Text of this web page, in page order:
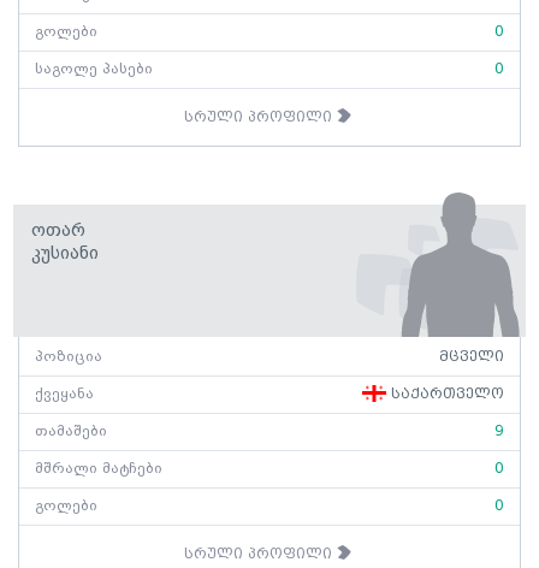
გოლები 0
საგოლე პასები 0
სრული პროფილი
Ოთარ
Კუსიანი
პოზიცია მცველი
ქვეყანა საქართველო
თამაშები 9
მშრალი მატჩები 0
გოლები 0
სრული პროფილი